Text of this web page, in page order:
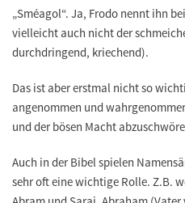
„Sméagol“. Ja, Frodo nennt ihn
vielleicht auch nicht der
durchdringend, kriechend).
Das ist aber erstmal nicht so
angenommen und
und der bösen Macht
Auch in der Bibel spielen
sehr oft eine wichtige Rolle. Z.B.